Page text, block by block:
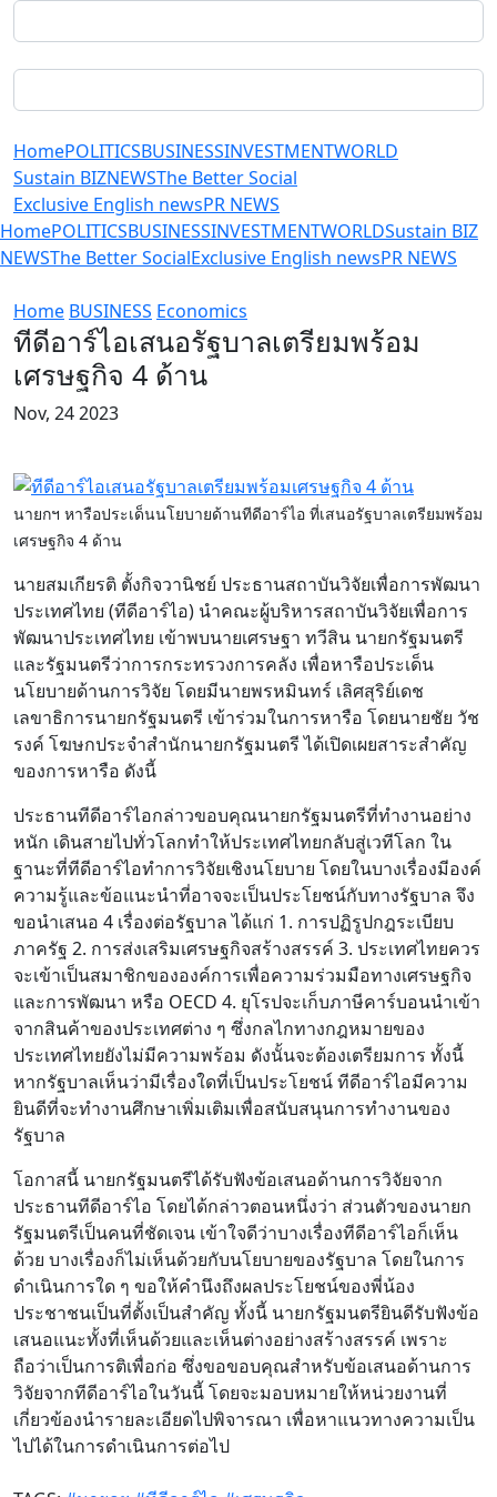
HomePOLITICSBUSINESSINVESTMENTWORLD
Sustain BIZNEWSThe Better Social
Exclusive English newsPR NEWS
HomePOLITICSBUSINESSINVESTMENTWORLDSustain BIZ
NEWSThe Better SocialExclusive English newsPR NEWS
Home BUSINESS Economics
ทีดีอาร์ไอเสนอรัฐบาลเตรียมพร้อม
เศรษฐกิจ 4 ด้าน
Nov, 24 2023
นายกฯ หารือประเด็นนโยบายด้านทีดีอาร์ไอ ที่เสนอรัฐบาลเตรียมพร้อม
เศรษฐกิจ 4 ด้าน
นายสมเกียรติ ตั้งกิจวานิชย์ ประธานสถาบันวิจัยเพื่อการพัฒนา
ประเทศไทย (ทีดีอาร์ไอ) นำคณะผู้บริหารสถาบันวิจัยเพื่อการ
พัฒนาประเทศไทย เข้าพบนายเศรษฐา ทวีสิน นายกรัฐมนตรี
และรัฐมนตรีว่าการกระทรวงการคลัง เพื่อหารือประเด็น
นโยบายด้านการวิจัย โดยมีนายพรหมินทร์ เลิศสุริย์เดช
เลขาธิการนายกรัฐมนตรี เข้าร่วมในการหารือ โดยนายชัย วัช
รงค์ โฆษกประจำสำนักนายกรัฐมนตรี ได้เปิดเผยสาระสำคัญ
ของการหารือ ดังนี้
ประธานทีดีอาร์ไอกล่าวขอบคุณนายกรัฐมนตรีที่ทำงานอย่าง
หนัก เดินสายไปทั่วโลกทำให้ประเทศไทยกลับสู่เวทีโลก ใน
ฐานะที่ทีดีอาร์ไอทำการวิจัยเชิงนโยบาย โดยในบางเรื่องมีองค์
ความรู้และข้อแนะนำที่อาจจะเป็นประโยชน์กับทางรัฐบาล จึง
ขอนำเสนอ 4 เรื่องต่อรัฐบาล ได้แก่ 1. การปฏิรูปกฎระเบียบ
ภาครัฐ 2. การส่งเสริมเศรษฐกิจสร้างสรรค์ 3. ประเทศไทยควร
จะเข้าเป็นสมาชิกขององค์การเพื่อความร่วมมือทางเศรษฐกิจ
และการพัฒนา หรือ OECD 4. ยุโรปจะเก็บภาษีคาร์บอนนำเข้า
จากสินค้าของประเทศต่าง ๆ ซึ่งกลไกทางกฎหมายของ
ประเทศไทยยังไม่มีความพร้อม ดังนั้นจะต้องเตรียมการ ทั้งนี้
หากรัฐบาลเห็นว่ามีเรื่องใดที่เป็นประโยชน์ ทีดีอาร์ไอมีความ
ยินดีที่จะทำงานศึกษาเพิ่มเติมเพื่อสนับสนุนการทำงานของ
รัฐบาล
โอกาสนี้ นายกรัฐมนตรีได้รับฟังข้อเสนอด้านการวิจัยจาก
ประธานทีดีอาร์ไอ โดยได้กล่าวตอนหนึ่งว่า ส่วนตัวของนายก
รัฐมนตรีเป็นคนที่ชัดเจน เข้าใจดีว่าบางเรื่องทีดีอาร์ไอก็เห็น
ด้วย บางเรื่องก็ไม่เห็นด้วยกับนโยบายของรัฐบาล โดยในการ
ดำเนินการใด ๆ ขอให้คำนึงถึงผลประโยชน์ของพี่น้อง
ประชาชนเป็นที่ตั้งเป็นสำคัญ ทั้งนี้ นายกรัฐมนตรียินดีรับฟังข้อ
เสนอแนะทั้งที่เห็นด้วยและเห็นต่างอย่างสร้างสรรค์ เพราะ
ถือว่าเป็นการติเพื่อก่อ ซึ่งขอขอบคุณสำหรับข้อเสนอด้านการ
วิจัยจากทีดีอาร์ไอในวันนี้ โดยจะมอบหมายให้หน่วยงานที่
เกี่ยวข้องนำรายละเอียดไปพิจารณา เพื่อหาแนวทางความเป็น
ไปได้ในการดำเนินการต่อไป